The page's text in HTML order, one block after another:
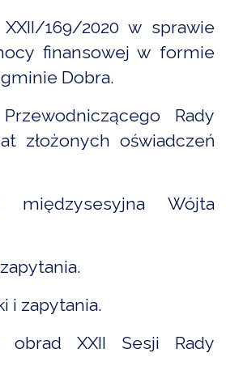
BUDYNKÓW (CEEB)
169/2020 w sprawie
finansowej w formie
Dobra.
Rady
złożonych oświadczeń
międzysesyjna Wójta
i zapytania.
obrad XXII Sesji Rady